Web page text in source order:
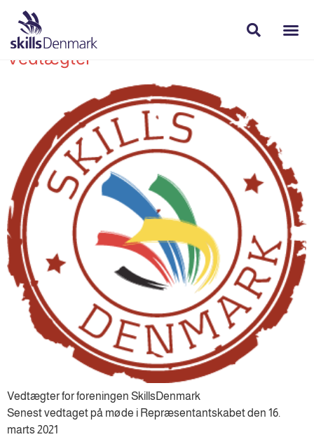
Author:
Vedtægter
Vedtægter for foreningen SkillsDenmark
Senest vedtaget på møde i Repræsentantskabet den 16.
marts 2021